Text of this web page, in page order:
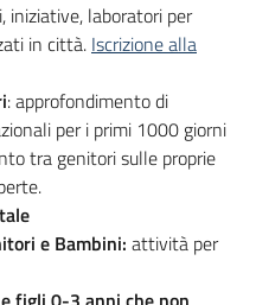
iniziative, laboratori per
in città. Iscrizione alla
: approfondimento di
per i primi 1000 giorni
tra genitori sulle proprie
e Bambini: attività per